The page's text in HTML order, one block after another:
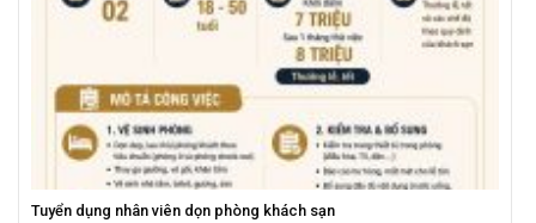
Tuyển dụng nhân viên dọn phòng khách sạn